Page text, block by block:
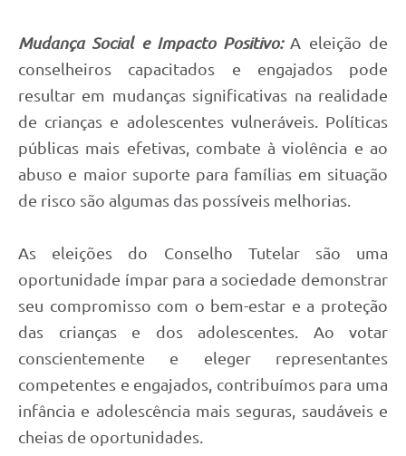
Mudança Social e Impacto Positivo:A eleição de
conselheiros capacitados e engajados pode
resultar em mudanças significativas na realidade
de crianças e adolescentes vulneráveis. Políticas
públicas mais efetivas, combate à violência e ao
abuso e maior suporte para famílias em situação
de risco são algumas das possíveis melhorias.
As eleições do Conselho Tutelar são uma
oportunidade ímpar para a sociedade demonstrar
seu compromisso com o bem-estar e a proteção
das crianças e dos adolescentes. Ao votar
conscientemente e eleger representantes
competentes e engajados, contribuímos para uma
infância e adolescência mais seguras, saudáveis e
cheias de oportunidades.